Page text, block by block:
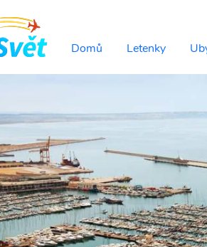
Domů Letenky